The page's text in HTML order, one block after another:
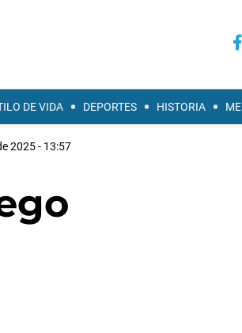
DE VIDA DEPORTES HISTORIA
2025 - 13:57